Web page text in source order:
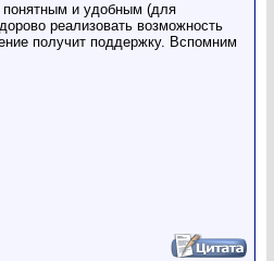
понятным и удобным (для
реализовать возможность
получит поддержку. Вспомним